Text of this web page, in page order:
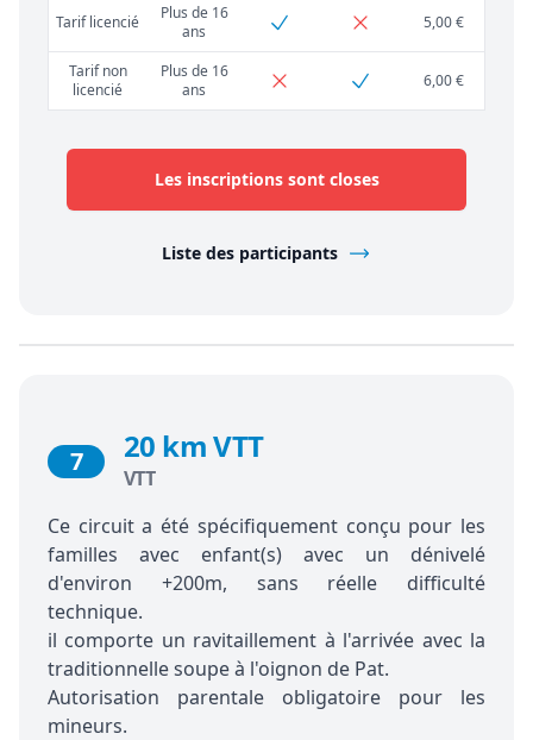
Tarif licencié
Plus de 16
ans
5,00 €
Tarif non
licencié
Plus de 16
ans
6,00 €
Les inscriptions sont closes
Liste des participants
7 20 km VTT
VTT
Ce circuit a été spécifiquement conçu pour les
familles avec enfant(s) avec un dénivelé
d'environ +200m, sans réelle difficulté
technique.
il comporte un ravitaillement à l'arrivée avec la
traditionnelle soupe à l'oignon de Pat.
Autorisation parentale obligatoire pour les
mineurs.